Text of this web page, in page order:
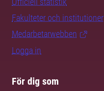
Fakulteter och institutioner
Medarbetarwebben
Logga in
För dig som